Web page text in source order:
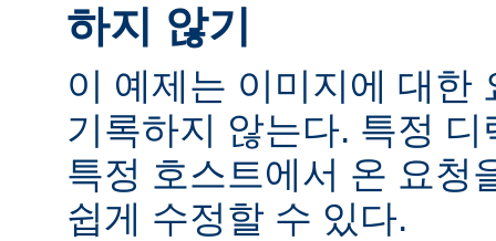
하지 않기
이 예제는 이미지에 대한
기록하지 않는다. 특정
특정 호스트에서 온 요청
쉽게 수정할 수 있다.